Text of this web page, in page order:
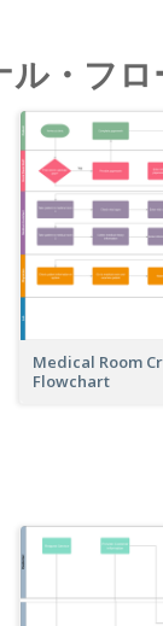
・フ
Medical Room
Flowchart